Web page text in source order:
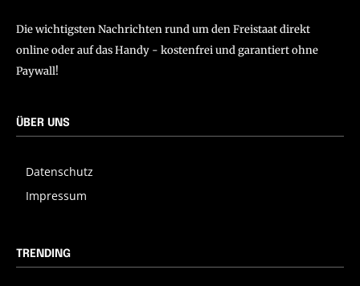
Die wichtigsten Nachrichten rund um den Freistaat direkt
online oder auf das Handy - kostenfrei und garantiert ohne
Paywall!
ÜBER UNS
Datenschutz
Impressum
TRENDING